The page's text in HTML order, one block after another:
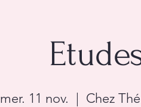
mer. 11 nov. Chez